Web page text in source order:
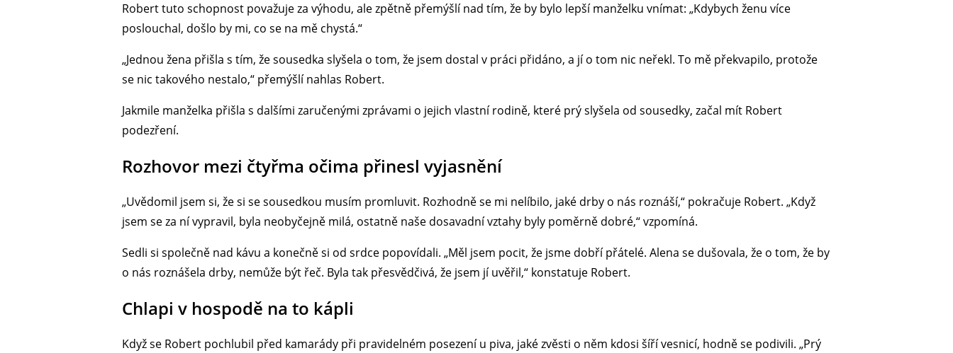
Robert tuto schopnost považuje za výhodu, ale zpětně přemýšlí nad tím, že by bylo lepší manželku vnímat: „Kdybych ženu více
poslouchal, došlo by mi, co se na mě chystá.“
„Jednou žena přišla s tím, že sousedka slyšela o tom, že jsem dostal v práci přidáno, a jí o tom nic neřekl. To mě překvapilo, protože
se nic takového nestalo,“ přemýšlí nahlas Robert.
Jakmile manželka přišla s dalšími zaručenými zprávami o jejich vlastní rodině, které prý slyšela od sousedky, začal mít Robert
podezření.
Rozhovor mezi čtyřma očima přinesl vyjasnění
„Uvědomil jsem si, že si se sousedkou musím promluvit. Rozhodně se mi nelíbilo, jaké drby o nás roznáší,“ pokračuje Robert. „Když
jsem se za ní vypravil, byla neobyčejně milá, ostatně naše dosavadní vztahy byly poměrně dobré,“ vzpomíná.
Sedli si společně nad kávu a konečně si od srdce popovídali. „Měl jsem pocit, že jsme dobří přátelé. Alena se dušovala, že o tom, že by
o nás roznášela drby, nemůže být řeč. Byla tak přesvědčivá, že jsem jí uvěřil,“ konstatuje Robert.
Chlapi v hospodě na to kápli
Když se Robert pochlubil před kamarády při pravidelném posezení u piva, jaké zvěsti o něm kdosi šíří vesnicí, hodně se podivili. „Prý